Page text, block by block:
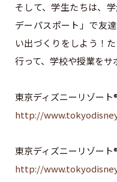
そして、学生たちは、
デーパスポート」で友
い出づくりをしよう！
行って、学校や授業をサ
東京ディズニーリゾート
http://
東京ディズニーリゾート®
http://